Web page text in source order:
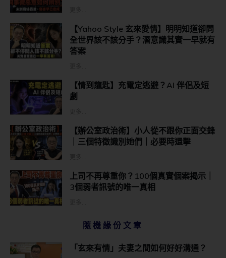
【Yahoo Style 玄來愛情】明明知道卻問
全世界該不該分手？潛意識其實一早就有
答案
【情到龍匙】充電定逃避？AI 伴侶及短
劇
【辦公室政治術】小人從不跟你正面交鋒
｜三個特徵識別她們｜必要時還擊
上司不再尊重你？100個真實個案揭示｜
3個弱者訊號的唯一真相
隨機緣份文章
「玄來有情」夫妻之間如何好好溝通？